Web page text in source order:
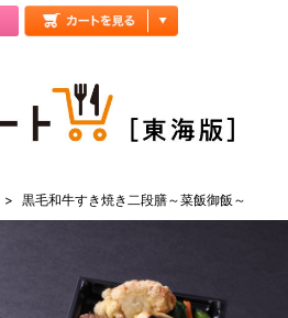
黒毛和牛すき焼き二段膳～菜飯御飯～